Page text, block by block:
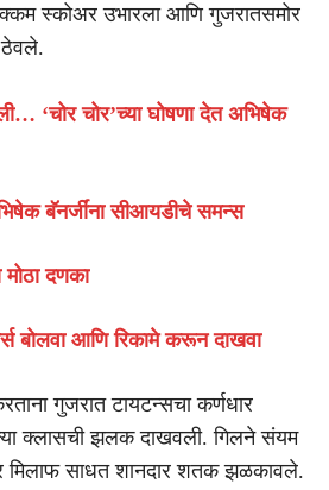
स्कोअर उभारला आणि गुजरातसमोर
ठेवले.
‘चोर चोर’च्या घोषणा देत अभिषेक
बॅनर्जींना सीआयडीचे समन्स
दणका
बोलवा आणि रिकामे करून दाखवा
गुजरात टायटन्सचा कर्णधार
क्लासची झलक दाखवली. गिलने संयम
साधत शानदार शतक झळकावले.